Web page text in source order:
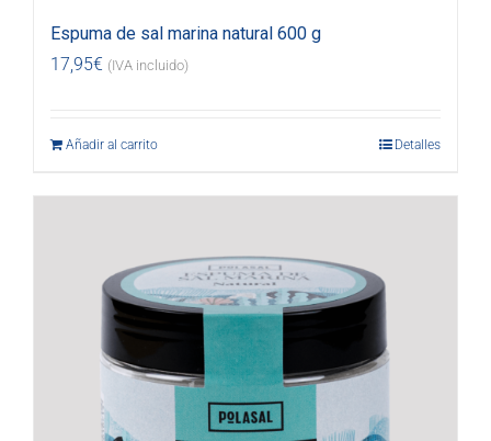
Espuma de sal marina natural 600 g
17,95€ (IVA incluido)
Añadir al carrito Detalles